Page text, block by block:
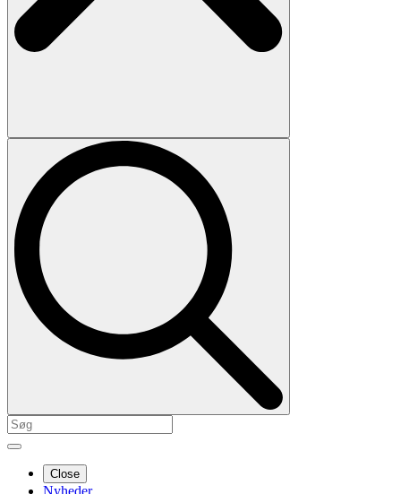
Close
Nyheder